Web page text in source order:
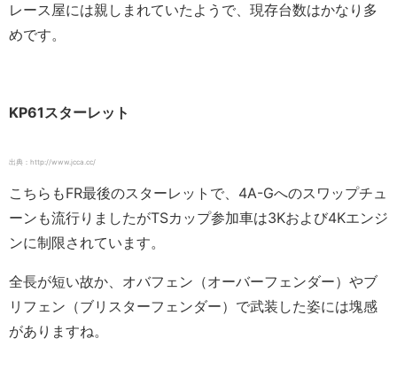
レース屋には親しまれていたようで、現存台数はかなり多
めです。
KP61スターレット
出典：http://www.jcca.cc/
こちらもFR最後のスターレットで、4A-Gへのスワップチュ
ーンも流行りましたがTSカップ参加車は3Kおよび4Kエンジ
ンに制限されています。
全長が短い故か、オバフェン（オーバーフェンダー）やブ
リフェン（ブリスターフェンダー）で武装した姿には塊感
がありますね。